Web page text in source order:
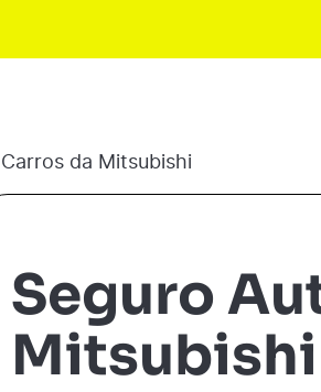
Carros da Mitsubishi
Seguro